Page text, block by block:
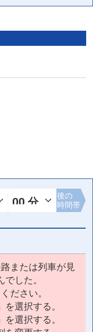
後の
時間帯
または列車が見
した。
ださい。
」を選択する。
」を選択する。